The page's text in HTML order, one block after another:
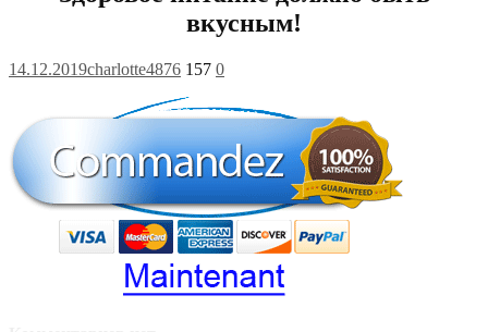
вкусным!
14.12.2019charlotte4876 157 0